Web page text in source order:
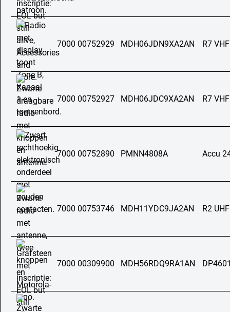
7000 00752929 MDH06JDN9XA2AN R7
7000 00752927 MDH06JDC9XA2AN R7
7000 00752890 PMNN4808A Accu
7000 00753746 MDH11YDC9JA2AN R2 UHF
7000 00309900 MDH56RDQ9RA1AN